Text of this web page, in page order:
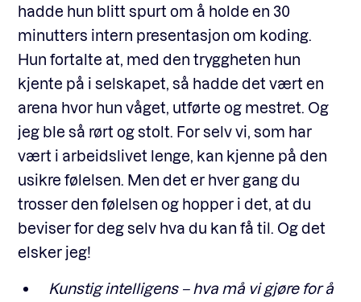
hadde hun blitt spurt om å holde en 30
minutters intern presentasjon om koding.
Hun fortalte at, med den tryggheten hun
kjente på i selskapet, så hadde det vært en
arena hvor hun våget, utførte og mestret. Og
jeg ble så rørt og stolt. For selv vi, som har
vært i arbeidslivet lenge, kan kjenne på den
usikre følelsen. Men det er hver gang du
trosser den følelsen og hopper i det, at du
beviser for deg selv hva du kan få til. Og det
elsker jeg!
Kunstig intelligens – hva må vi gjøre for å